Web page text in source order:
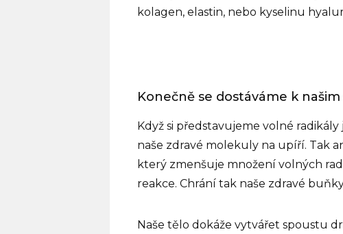
kolagen, elastin, nebo kyselinu
Konečně se dostáváme k
Když si představujeme volné
naše zdravé molekuly na upíří. Tak
který zmenšuje množení volných
reakce. Chrání tak naše zdravé
Naše tělo dokáže vytvářet spoustu